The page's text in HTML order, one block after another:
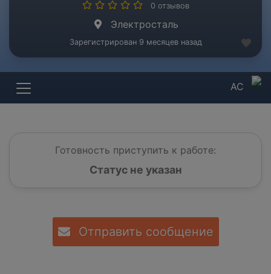
0 отзывов
Электросталь
Зарегистрирован 9 месяцев назад
АС
Готовность приступить к работе:
Статус не указан
Отправить сообщение